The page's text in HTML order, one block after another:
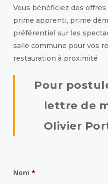
Vous bénéficiez des offres
prime apprenti, prime
préférentiel sur les
salle commune pour vos
restauration à proximité
Pour
lettre de
Olivier
Nom *